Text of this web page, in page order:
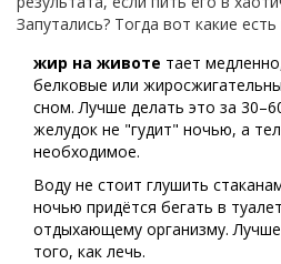
Запутались? Тогда вот какие
жир на животе тает
белковые или
сном. Лучше делать это за
желудок не "гудит" ночью, а
необходимое.
Воду не стоит глушить
ночью придётся бегать в
отдыхающему организму.
того, как лечь.